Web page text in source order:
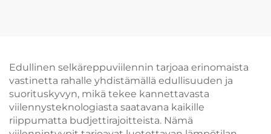
Edullinen selkäreppuviilennin tarjoaa erinomaista
vastinetta rahalle yhdistämällä edullisuuden ja
suorituskyvyn, mikä tekee kannettavasta
viilennysteknologiasta saatavana kaikille
riippumatta budjettirajoitteista. Nämä